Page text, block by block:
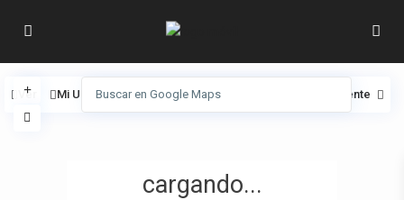
cargando...
Ver Mi Ubicación Pantalla completa Siguiente